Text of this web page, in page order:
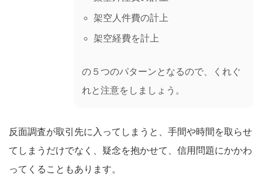
架空人件費の計上
架空経費を計上
の５つのパターンとなるので、くれぐ
れと注意をしましょう。
反面調査が取引先に入ってしまうと、手間や時間を取らせ
てしまうだけでなく、疑念を抱かせて、信用問題にかかわ
ってくることもあります。